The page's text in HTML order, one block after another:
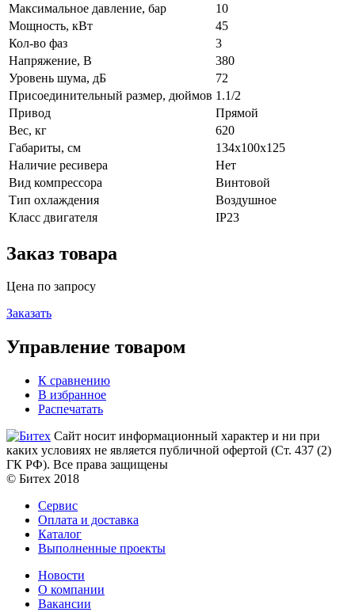
Максимальное давление, бар
10
Мощность, кВт
45
Кол-во фаз
3
Напряжение, В
380
Уровень шума, дБ
72
Присоединительный размер, дюймов 1.1/2
Привод
Прямой
Вес, кг
620
Габариты, см
134x100x125
Наличие ресивера
Нет
Вид компрессора
Винтовой
Тип охлаждения
Воздушное
Класс двигателя
IP23
Заказ товара
Цена по запросу
Заказать
Управление товаром
К сравнению
В избранное
Распечатать
Сайт носит информационный характер и ни при
каких условиях не является публичной офертой (Ст. 437 (2)
ГК РФ). Все права защищены
© Битех 2018
Сервис
Оплата и доставка
Каталог
Выполненные проекты
Новости
О компании
Вакансии